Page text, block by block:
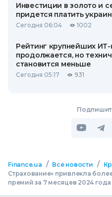
Инвестиции в золото и
придется платить
Сегодня 06:04 1002
Рейтинг крупнейших
продолжается, но
становится меньше
Сегодня 05:17 931
Finance.ua / Все новости /
Страхование» привлекла
премий за 7 месяцев 2024 года